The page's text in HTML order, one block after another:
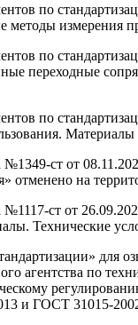
по
измерения
по
переходные
по
№1349-ст от
отменено на
№1117-ст от
Технические
для
агентства по
и ГОСТ 31015-